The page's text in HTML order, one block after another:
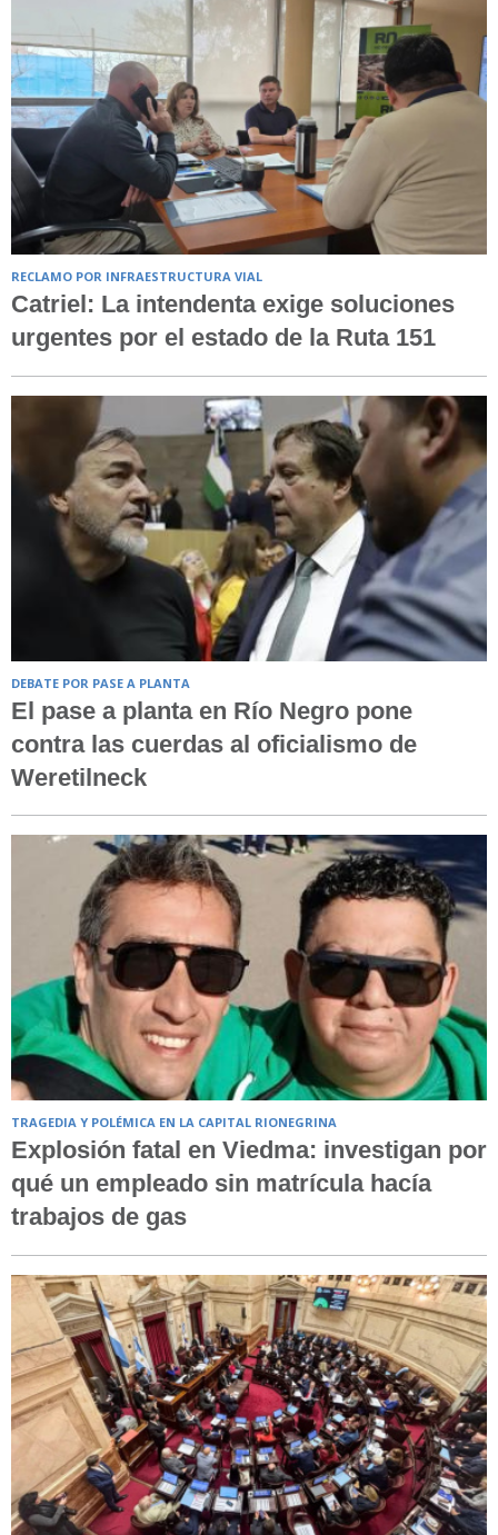
RECLAMO POR INFRAESTRUCTURA VIAL
Catriel: La intendenta exige soluciones
urgentes por el estado de la Ruta 151
DEBATE POR PASE A PLANTA
El pase a planta en Río Negro pone
contra las cuerdas al oficialismo de
Weretilneck
TRAGEDIA Y POLÉMICA EN LA CAPITAL RIONEGRINA
Explosión fatal en Viedma: investigan por
qué un empleado sin matrícula hacía
trabajos de gas